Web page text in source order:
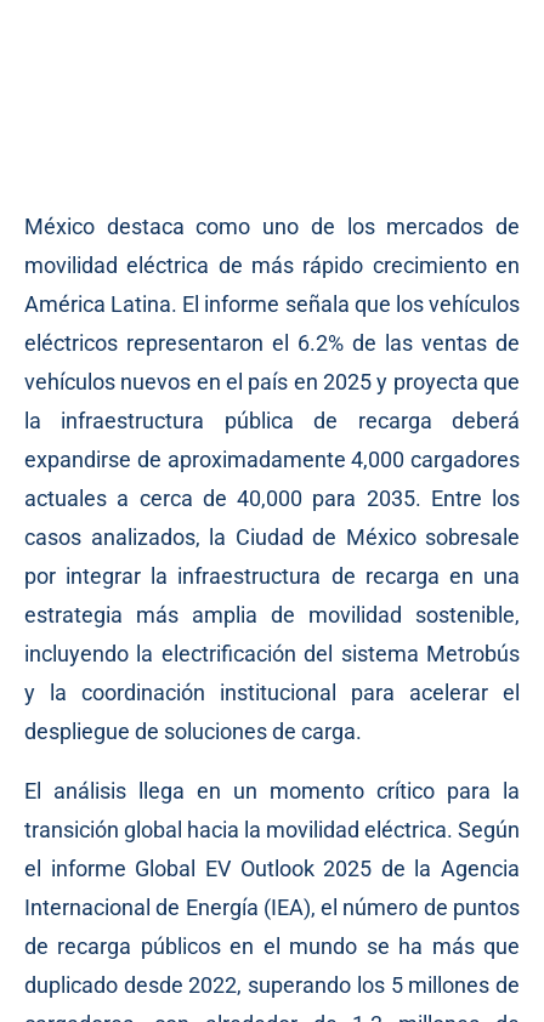
México destaca como uno de los mercados de
movilidad eléctrica de más rápido crecimiento en
América Latina. El informe señala que los vehículos
eléctricos representaron el 6.2% de las ventas de
vehículos nuevos en el país en 2025 y proyecta que
la infraestructura pública de recarga deberá
expandirse de aproximadamente 4,000 cargadores
actuales a cerca de 40,000 para 2035. Entre los
casos analizados, la Ciudad de México sobresale
por integrar la infraestructura de recarga en una
estrategia más amplia de movilidad sostenible,
incluyendo la electrificación del sistema Metrobús
y la coordinación institucional para acelerar el
despliegue de soluciones de carga.
El análisis llega en un momento crítico para la
transición global hacia la movilidad eléctrica. Según
el informe Global EV Outlook 2025 de la Agencia
Internacional de Energía (IEA), el número de puntos
de recarga públicos en el mundo se ha más que
duplicado desde 2022, superando los 5 millones de